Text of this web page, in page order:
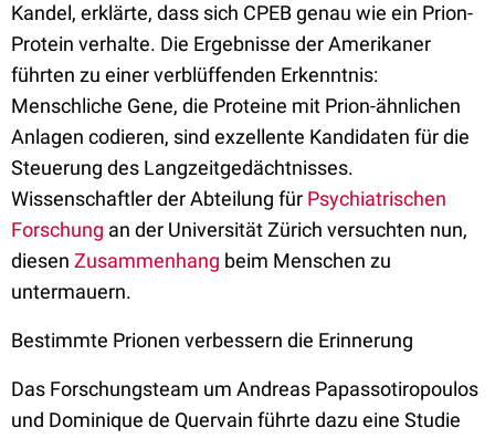
Kandel, erklärte, dass sich CPEB genau wie ein Prion-
Protein verhalte. Die Ergebnisse der Amerikaner
führten zu einer verblüffenden Erkenntnis:
Menschliche Gene, die Proteine mit Prion-ähnlichen
Anlagen codieren, sind exzellente Kandidaten für die
Steuerung des Langzeitgedächtnisses.
Wissenschaftler der Abteilung für Psychiatrischen
Forschung an der Universität Zürich versuchten nun,
diesen Zusammenhang beim Menschen zu
untermauern.
Bestimmte Prionen verbessern die Erinnerung
Das Forschungsteam um Andreas Papassotiropoulos
und Dominique de Quervain führte dazu eine Studie